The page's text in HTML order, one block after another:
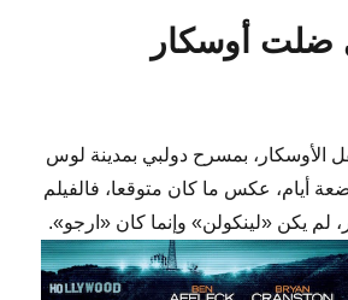
ضلت أوسكار
الأوسكار، بمسرح دولبي بمدينة لوس
أيام، عكس ما كان متوقعا، فالفيلم
لم يكن «لينكولن» وإنما كان «ارجو».